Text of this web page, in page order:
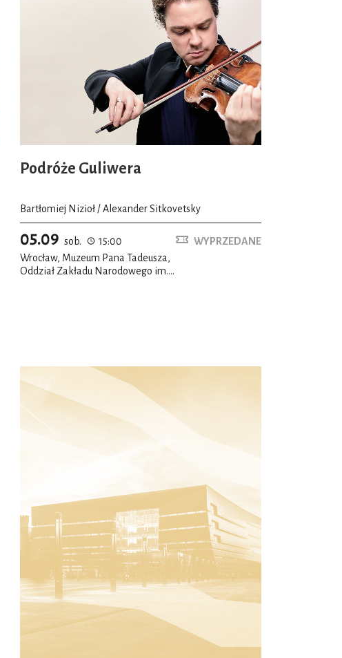
Podróże Guliwera
Bartłomiej Nizioł / Alexander Sitkovetsky
05.09 sob.
15:00
Wrocław, Muzeum Pana Tadeusza,
Oddział Zakładu Narodowego im.
WYPRZEDANE